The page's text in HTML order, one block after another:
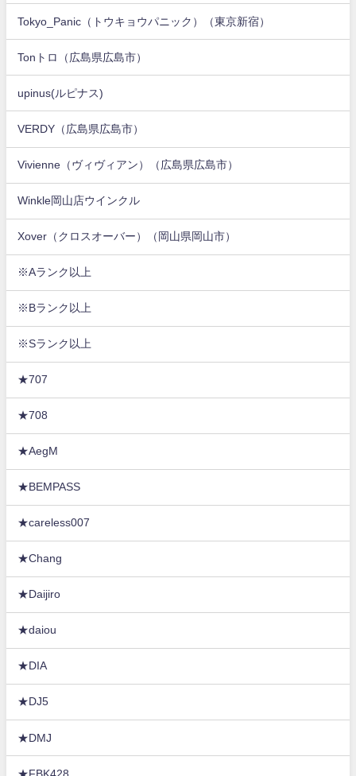
Tokyo_Panic（トウキョウパニック）（東京新宿）
Tonトロ（広島県広島市）
upinus(ルピナス)
VERDY（広島県広島市）
Vivienne（ヴィヴィアン）（広島県広島市）
Winkle岡山店ウインクル
Xover（クロスオーバー）（岡山県岡山市）
※Aランク以上
※Bランク以上
※Sランク以上
★707
★708
★AegM
★BEMPASS
★careless007
★Chang
★Daijiro
★daiou
★DIA
★DJ5
★DMJ
★FBK428